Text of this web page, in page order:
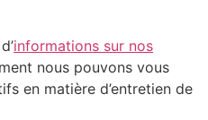
informations sur nos
nous pouvons vous
en matière d’entretien de